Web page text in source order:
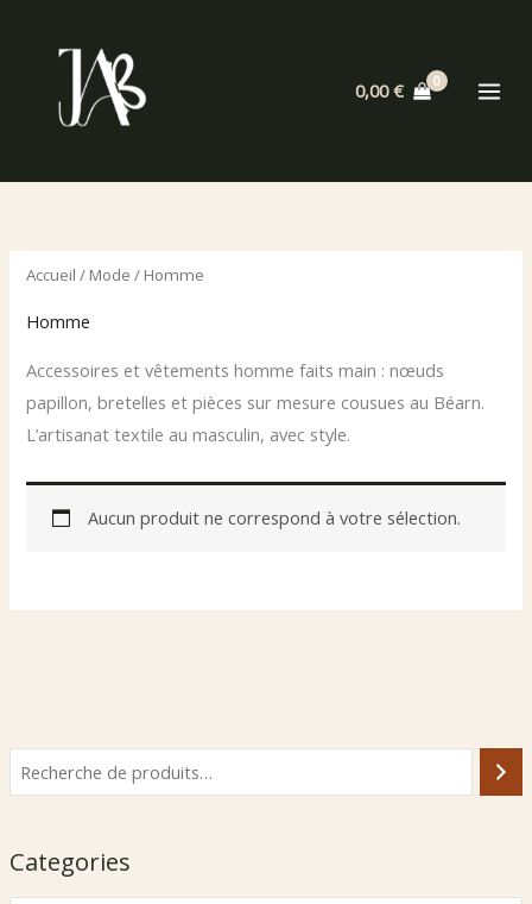
0,00€
Categories
Accueil / Mode / Homme
Homme
Accessoires et vêtements homme faits main : nœuds
papillon, bretelles et pièces sur mesure cousues au Béarn.
L’artisanat textile au masculin, avec style.
Aucun produit ne correspond à votre sélection.